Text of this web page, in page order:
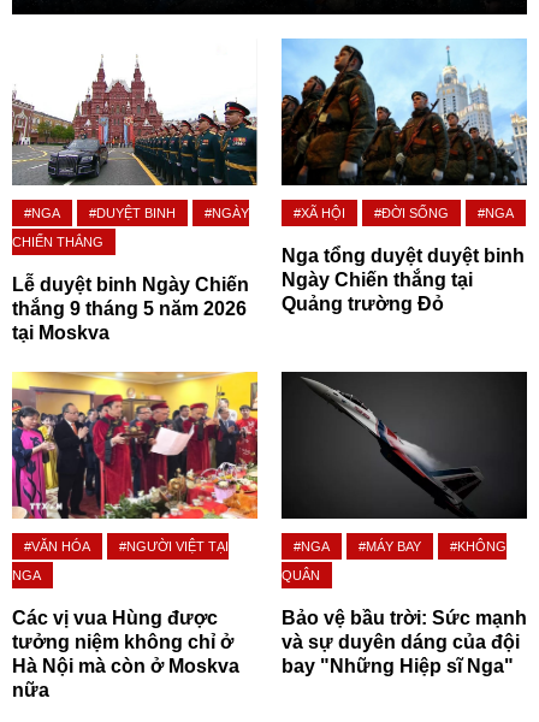
#NGA #DUYỆT BINH
#NGÀY
CHIẾN THẮNG
Lễ duyệt binh Ngày Chiến
thắng 9 tháng 5 năm 2026
tại Moskva
#XÃ HỘI #ĐỜI SỐNG #NGA
Nga tổng duyệt duyệt binh
Ngày Chiến thắng tại
Quảng trường Đỏ
#VĂN HÓA
#NGƯỜI VIỆT TẠI
NGA
Các vị vua Hùng được
tưởng niệm không chỉ ở
Hà Nội mà còn ở Moskva
nữa
#NGA #MÁY BAY
#KHÔNG
QUÂN
Bảo vệ bầu trời: Sức mạnh
và sự duyên dáng của đội
bay "Những Hiệp sĩ Nga"